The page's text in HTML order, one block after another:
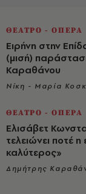
ΘΕΑΤΡΟ - ΟΠΕΡΑ
Ειρήνη στην
(μισή)
Καραθάνου
Νίκη - Μαρία
ΘΕΑΤΡΟ - ΟΠΕΡΑ
Ελισάβετ
τελειώνει ποτέ η
καλύτερος»
Δημήτρης